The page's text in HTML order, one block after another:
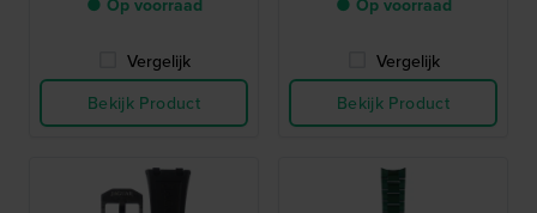
● Op voorraad
Vergelijk
Bekijk Product
● Op voorraad
Vergelijk
Bekijk Product